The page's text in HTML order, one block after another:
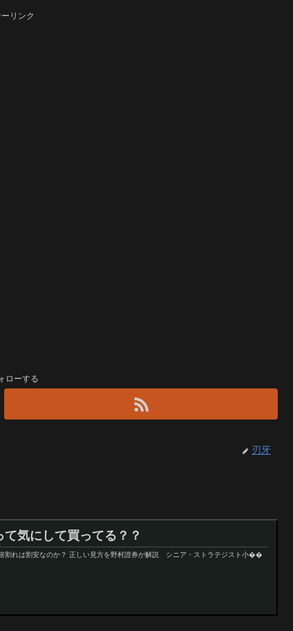
リンク
ローする
刃牙
て気にして買ってる？？
割れは割安なのか？ 正しい見方を野村證券が解説 シニア・ストラテジスト小��